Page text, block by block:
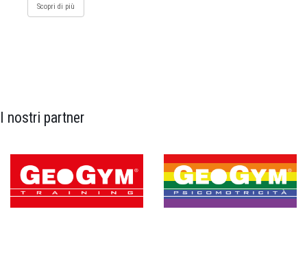
Scopri di più
I nostri partner